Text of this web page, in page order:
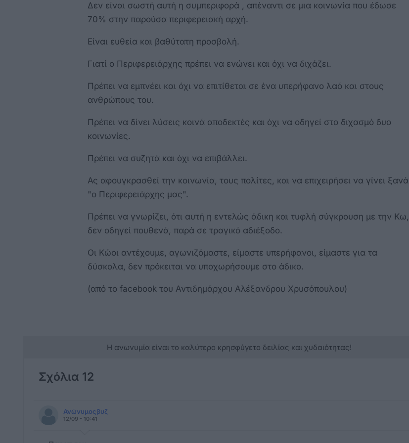
Δεν είναι σωστή αυτή η συμπεριφορά , απέναντι σε μια κοινωνία που έδωσε
70% στην παρούσα περιφερειακή αρχή.
Είναι ευθεία και βαθύτατη προσβολή.
Γιατί ο Περιφερειάρχης πρέπει να ενώνει και όχι να διχάζει.
Πρέπει να εμπνέει και όχι να επιτίθεται σε ένα υπερήφανο λαό και στους
ανθρώπους του.
Πρέπει να δίνει λύσεις κοινά αποδεκτές και όχι να οδηγεί στο διχασμό δυο
κοινωνίες.
Πρέπει να συζητά και όχι να επιβάλλει.
Ας αφουγκρασθεί την κοινωνία, τους πολίτες, και να επιχειρήσει να γίνει ξανά
"ο Περιφερειάρχης μας".
Πρέπει να γνωρίζει, ότι αυτή η εντελώς άδικη και τυφλή σύγκρουση με την Κω,
δεν οδηγεί πουθενά, παρά σε τραγικό αδιέξοδο.
Οι Κώοι αντέχουμε, αγωνιζόμαστε, είμαστε υπερήφανοι, είμαστε για τα
δύσκολα, δεν πρόκειται να υποχωρήσουμε στο άδικο.
(από το facebook του Αντιδημάρχου Αλέξανδρου Χρυσόπουλου)
Η ανωνυμία είναι το καλύτερο κρησφύγετο δειλίας και χυδαιότητας!
Σχόλια 12
Ανώνυμοςβυζ
12/09 - 10:41